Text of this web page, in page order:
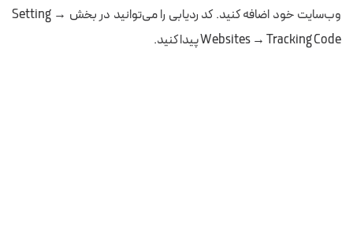
وب‌سایت خود اضافه کنید.
کد ردیابی را می‌توانید در بخش Setting →
Websites → Tracking Code پیدا کنید.